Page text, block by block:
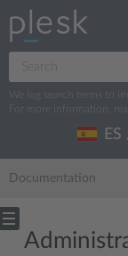
We log search terms to
For more information,
Documentation